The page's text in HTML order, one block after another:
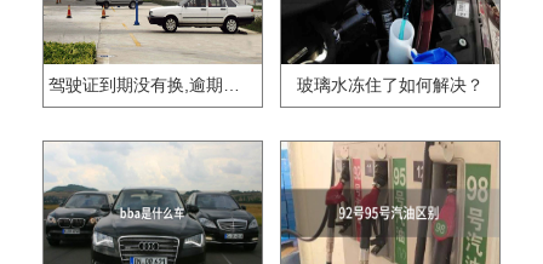
玻璃水冻住了如何解决？